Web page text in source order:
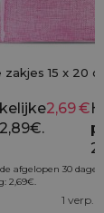
zakjes 15 x 20
2,69€
afgelopen 30
2,69€.
1 verp.